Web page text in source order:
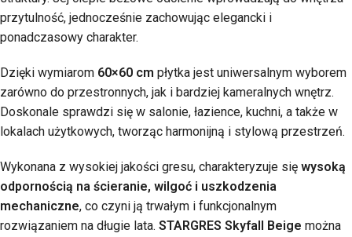
przytulność, jednocześnie zachowując elegancki i
ponadczasowy charakter.
Dzięki wymiarom 60×60 cm płytka jest uniwersalnym wyborem
zarówno do przestronnych, jak i bardziej kameralnych wnętrz.
Doskonale sprawdzi się w salonie, łazience, kuchni, a także w
lokalach użytkowych, tworząc harmonijną i stylową przestrzeń.
Wykonana z wysokiej jakości gresu, charakteryzuje się wysoką
odpornością na ścieranie, wilgoć i uszkodzenia
mechaniczne, co czyni ją trwałym i funkcjonalnym
rozwiązaniem na długie lata. STARGRES Skyfall Beige można